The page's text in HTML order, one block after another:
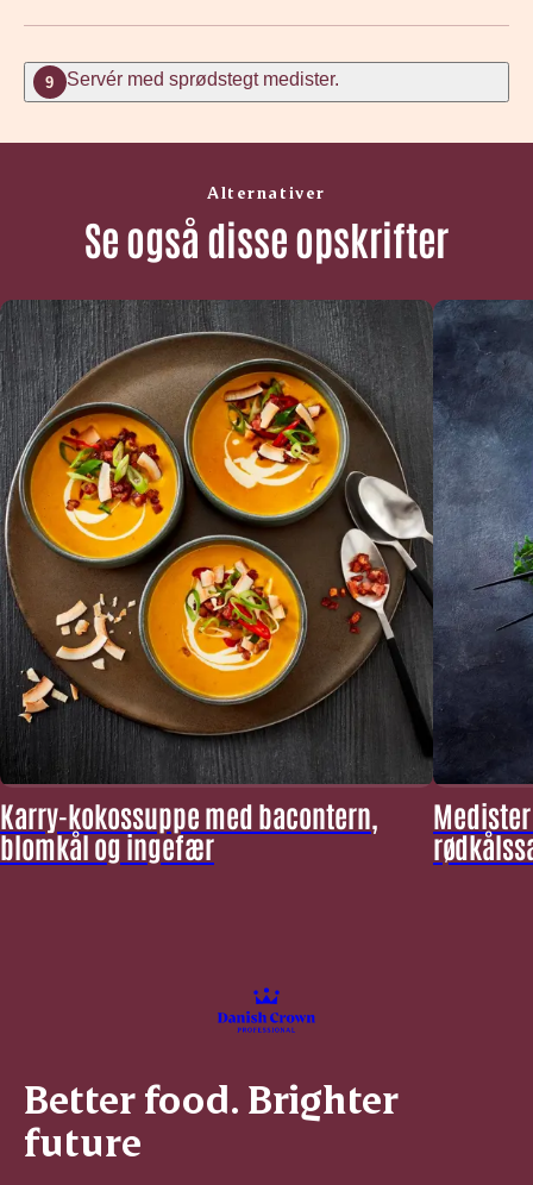
9 Servér med sprødstegt medister.
Alternativer
Se også disse opskrifter
Karry-kokossuppe med bacontern,
blomkål og ingefær
Better food. Brighter
future